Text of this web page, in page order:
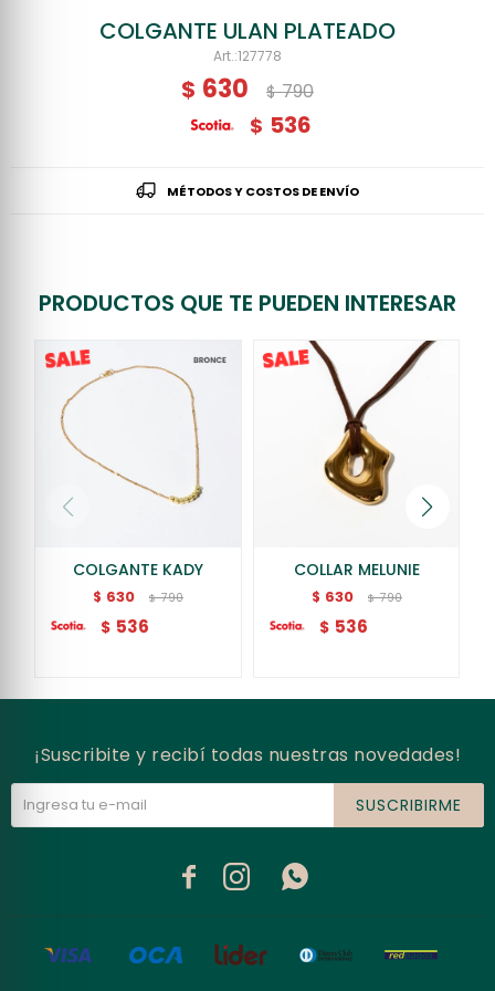
COLGANTE ULAN PLATEADO
127778
$ 630 $ 790
$ 536
MÉTODOS Y COSTOS DE ENVÍO
PRODUCTOS QUE TE PUEDEN INTERESAR
COLGANTE KADY
$ 630 $ 790
$ 536
COLLAR MELUNIE
$ 630 $ 790
$ 536
¡Suscribite y recibí todas nuestras novedades!
SUSCRIBIRME
  